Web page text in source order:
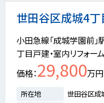
世田谷区成城4
小田急線「成城学園前」
丁目戸建・室内リフォー
価格 29,800万円
所在地
世田谷区成